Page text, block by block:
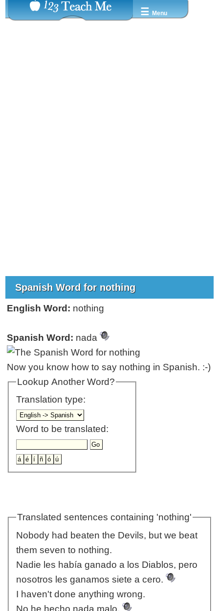
☰ Menu
Spanish Word for nothing
English Word: nothing
Spanish Word: nada
Now you know how to say nothing in Spanish. :-)
Lookup Another Word?
Translation type:
Word to be translated:
Translated sentences containing 'nothing'
Nobody had beaten the Devils, but we beat
them seven to nothing.
Nadie les había ganado a los Diablos, pero
nosotros les ganamos siete a cero.
I haven't done anything wrong.
No he hecho nada malo.